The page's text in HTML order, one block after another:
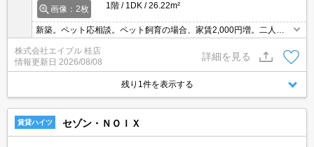
画像：2枚
1階
1DK 26.22m²
新築。ペット応相談。ペット飼育の場合、家賃2,000円増。二人入
り。防犯カメラついてます。バイク置き場あり。南向きベランダ。
株式会社エイブル 桂店
情報更新日 2026/08/08
詳細を見る
残り1件を表示する
賃貸ハイツ セゾン・ＮＯＩＸ